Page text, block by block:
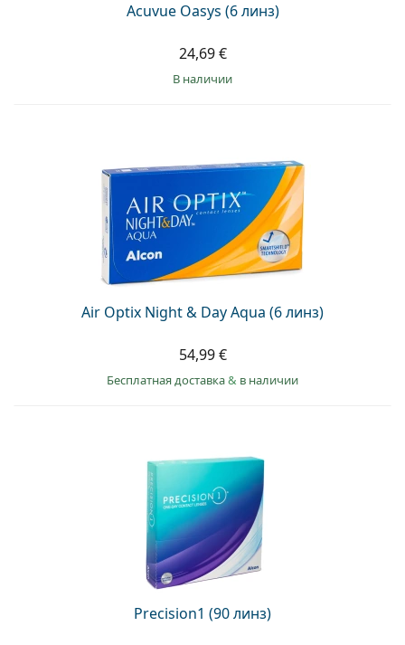
Acuvue Oasys (6 линз)
24,69 €
в наличии
Air Optix Night & Day Aqua (6 линз)
54,99 €
Бесплатная доставка& в наличии
Precision1 (90 линз)